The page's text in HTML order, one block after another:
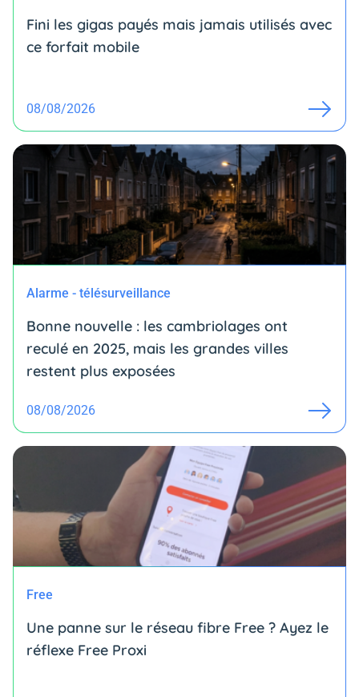
Fini les gigas payés mais jamais utilisés avec
ce forfait mobile
08/08/2026
Alarme - télésurveillance
Bonne nouvelle : les cambriolages ont
reculé en 2025, mais les grandes villes
restent plus exposées
08/08/2026
Free
Une panne sur le réseau fibre Free ? Ayez le
réflexe Free Proxi